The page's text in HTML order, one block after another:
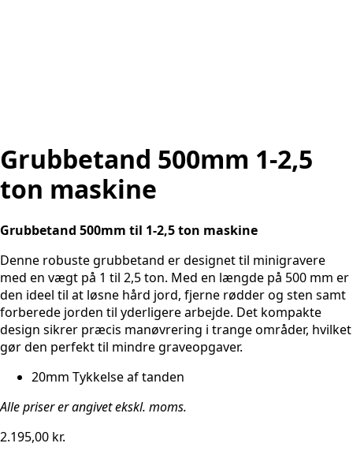
Grubbetand 500mm 1-2,5
ton maskine
Grubbetand 500mm til 1-2,5 ton maskine
Denne robuste grubbetand er designet til minigravere
med en vægt på 1 til 2,5 ton. Med en længde på 500 mm er
den ideel til at løsne hård jord, fjerne rødder og sten samt
forberede jorden til yderligere arbejde. Det kompakte
design sikrer præcis manøvrering i trange områder, hvilket
gør den perfekt til mindre graveopgaver.
20mm Tykkelse af tanden
Alle priser er angivet ekskl. moms.
2.195,00 kr.